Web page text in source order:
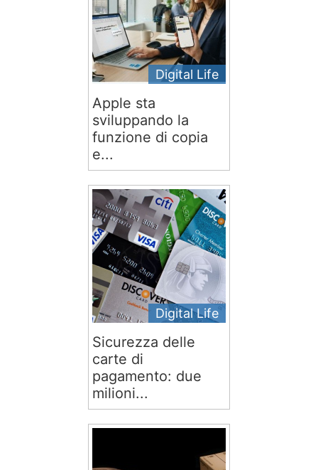
Digital Life
Apple sta
sviluppando la
funzione di copia
e...
Digital Life
Sicurezza delle
carte di
pagamento: due
milioni...